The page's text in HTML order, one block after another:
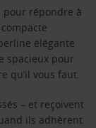
pour répondre à
élégante
spacieux pour
qu’il vous faut.
– et reçoivent
ils adhèrent